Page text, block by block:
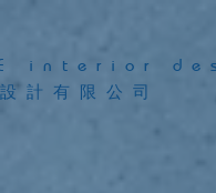
interior
計有限公司